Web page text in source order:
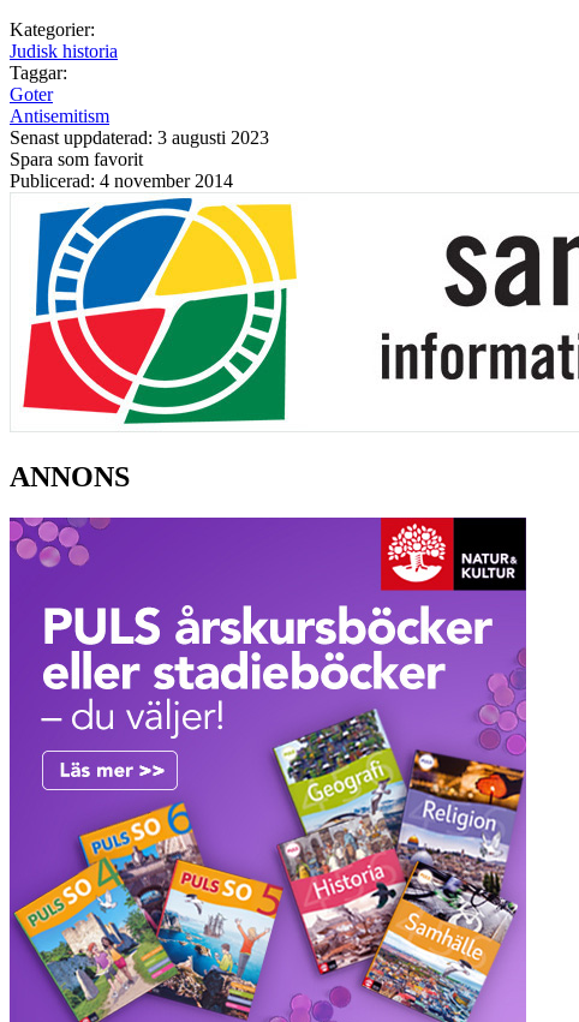
Kategorier:
Judisk historia
Taggar:
Goter
Antisemitism
Senast uppdaterad: 3 augusti 2023
Spara som favorit
Publicerad: 4 november 2014
ANNONS